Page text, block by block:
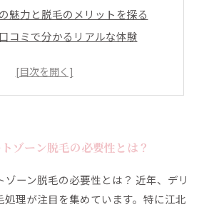
魅力と脱毛のメリットを探る
コミで分かるリアルな体験
毛体験がもたらす自信の変化
ゾーン脱毛の必要性とは？
ーン脱毛の必要性とは？ 近年、デリ
処理が注目を集めています。特に江北